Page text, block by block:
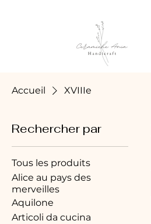
Accueil XVIIIe
Rechercher par
Tous les produits
Alice au pays des
merveilles
Aquilone
Articoli da cucina